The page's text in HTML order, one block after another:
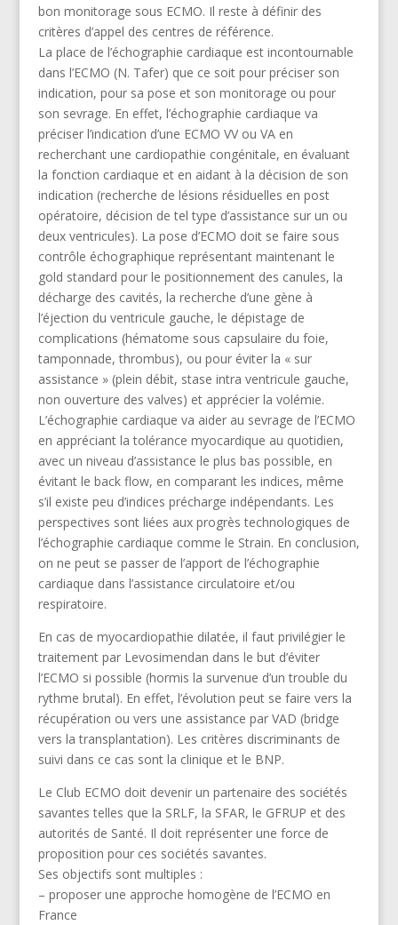
bon monitorage sous ECMO. Il reste à définir des
critères d’appel des centres de référence.
La place de l’échographie cardiaque est incontournable
dans l’ECMO (N. Tafer) que ce soit pour préciser son
indication, pour sa pose et son monitorage ou pour
son sevrage. En effet, l’échographie cardiaque va
préciser l’indication d’une ECMO VV ou VA en
recherchant une cardiopathie congénitale, en évaluant
la fonction cardiaque et en aidant à la décision de son
indication (recherche de lésions résiduelles en post
opératoire, décision de tel type d’assistance sur un ou
deux ventricules). La pose d’ECMO doit se faire sous
contrôle échographique représentant maintenant le
gold standard pour le positionnement des canules, la
décharge des cavités, la recherche d’une gène à
l’éjection du ventricule gauche, le dépistage de
complications (hématome sous capsulaire du foie,
tamponnade, thrombus), ou pour éviter la « sur
assistance » (plein débit, stase intra ventricule gauche,
non ouverture des valves) et apprécier la volémie.
L’échographie cardiaque va aider au sevrage de l’ECMO
en appréciant la tolérance myocardique au quotidien,
avec un niveau d’assistance le plus bas possible, en
évitant le back flow, en comparant les indices, même
s’il existe peu d’indices précharge indépendants. Les
perspectives sont liées aux progrès technologiques de
l’échographie cardiaque comme le Strain. En conclusion,
on ne peut se passer de l’apport de l’échographie
cardiaque dans l’assistance circulatoire et/ou
respiratoire.
En cas de myocardiopathie dilatée, il faut privilégier le
traitement par Levosimendan dans le but d’éviter
l’ECMO si possible (hormis la survenue d’un trouble du
rythme brutal). En effet, l’évolution peut se faire vers la
récupération ou vers une assistance par VAD (bridge
vers la transplantation). Les critères discriminants de
suivi dans ce cas sont la clinique et le BNP.
Le Club ECMO doit devenir un partenaire des sociétés
savantes telles que la SRLF, la SFAR, le GFRUP et des
autorités de Santé. Il doit représenter une force de
proposition pour ces sociétés savantes.
Ses objectifs sont multiples :
– proposer une approche homogène de l’ECMO en
France